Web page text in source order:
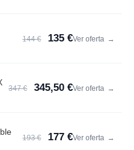
144 € 135 €Ver oferta →
347 € 345,50 €Ver oferta →
193 € 177 €Ver oferta →